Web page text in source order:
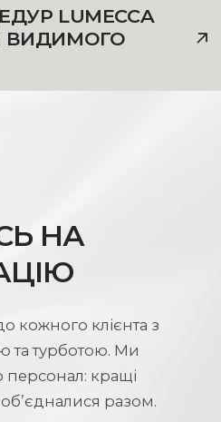
LUMECCA
ВИДИМОГО
НА
кожного клієнта з
та турботою. Ми
персонал: кращі
разом.